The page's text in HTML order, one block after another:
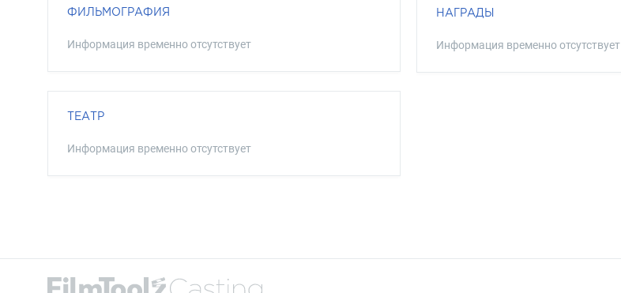
ФИЛЬМОГРАФИЯ
Информация временно отсутствует
ТЕАТР
Информация временно отсутствует
НАГРАДЫ
Информация временно отсутствует